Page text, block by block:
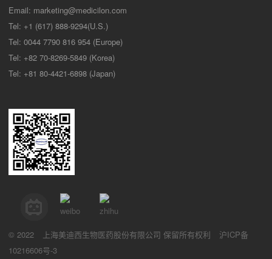
Email: marketing@medicilon.com
Tel: +1 (617) 888-9294(U.S.)
Tel: 0044 7790 816 954 (Europe)
Tel: +82 70-8269-5849 (Korea)
Tel: +81 80-4421-6898 (Japan)
© 2022 上海美迪西生物医药股份有限公司 保留所有权利
沪ICP备
10216606号-3